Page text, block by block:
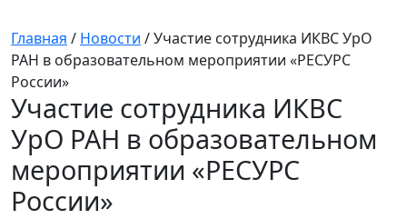
Главная / Новости /Участие сотрудника ИКВС УрО
РАН в образовательном мероприятии «РЕСУРС
России»
Участие сотрудника ИКВС
УрО РАН в образовательном
мероприятии «РЕСУРС
России»